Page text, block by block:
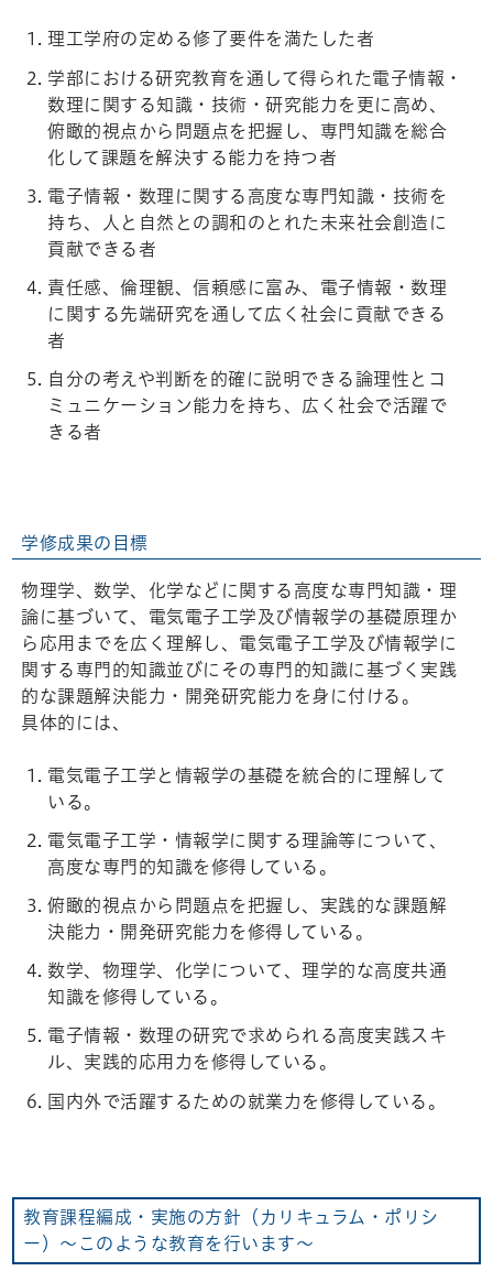
理工学府の定める修了要件を満たした者
学部における研究教育を通して得られた電子情報・
数理に関する知識・技術・研究能力を更に高め、
俯瞰的視点から問題点を把握し、専門知識を総合
化して課題を解決する能力を持つ者
電子情報・数理に関する高度な専門知識・技術を
持ち、人と自然との調和のとれた未来社会創造に
貢献できる者
責任感、倫理観、信頼感に富み、電子情報・数理
に関する先端研究を通して広く社会に貢献できる
者
自分の考えや判断を的確に説明できる論理性とコ
ミュニケーション能力を持ち、広く社会で活躍で
きる者
学修成果の目標
物理学、数学、化学などに関する高度な専門知識・理
論に基づいて、電気電子工学及び情報学の基礎原理か
ら応用までを広く理解し、電気電子工学及び情報学に
関する専門的知識並びにその専門的知識に基づく実践
的な課題解決能力・開発研究能力を身に付ける。
具体的には、
電気電子工学と情報学の基礎を統合的に理解して
いる。
電気電子工学・情報学に関する理論等について、
高度な専門的知識を修得している。
俯瞰的視点から問題点を把握し、実践的な課題解
決能力・開発研究能力を修得している。
数学、物理学、化学について、理学的な高度共通
知識を修得している。
電子情報・数理の研究で求められる高度実践スキ
ル、実践的応用力を修得している。
国内外で活躍するための就業力を修得している。
教育課程編成・実施の方針（カリキュラム・ポリシ
ー）～このような教育を行います～